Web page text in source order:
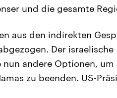
und die gesamte
aus den indirekten
Der israelische
andere Optionen, um
zu beenden. US-